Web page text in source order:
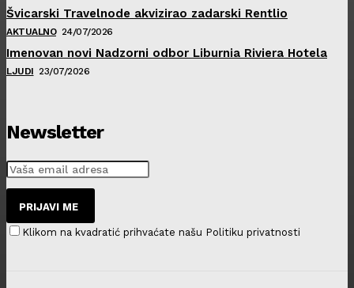
Švicarski Travelnode akvizirao zadarski Rentlio
AKTUALNO 24/07/2026
Imenovan novi Nadzorni odbor Liburnia Riviera Hotela
LJUDI 23/07/2026
Newsletter
PRIJAVI ME
Klikom na kvadratić prihvaćate našu Politiku privatnosti